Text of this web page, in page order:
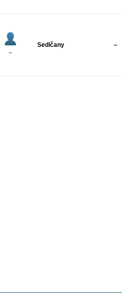
–
Sedlčany –